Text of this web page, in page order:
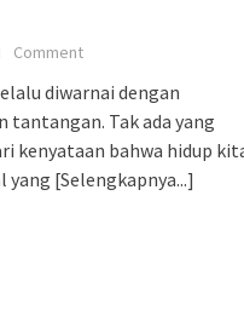
Comment
diwarnai dengan
tantangan. Tak ada yang
kenyataan bahwa hidup
yang [Selengkapnya...]